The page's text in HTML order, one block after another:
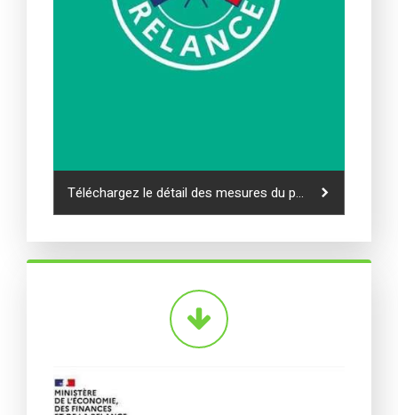
Téléchargez le détail des mesures du plan "France Relance"